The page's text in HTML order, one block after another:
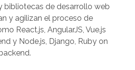
bibliotecas de desarrollo web
y agilizan el proceso de
React.js, AngularJS, Vue.js
y Node.js, Django, Ruby on